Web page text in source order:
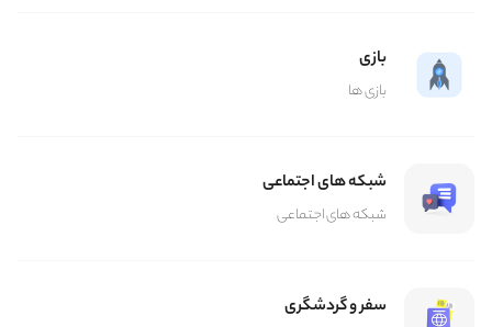
بازی
بازی ها
شبکه های اجتماعی
شبکه های اجتماعی
سفر و گردشگری